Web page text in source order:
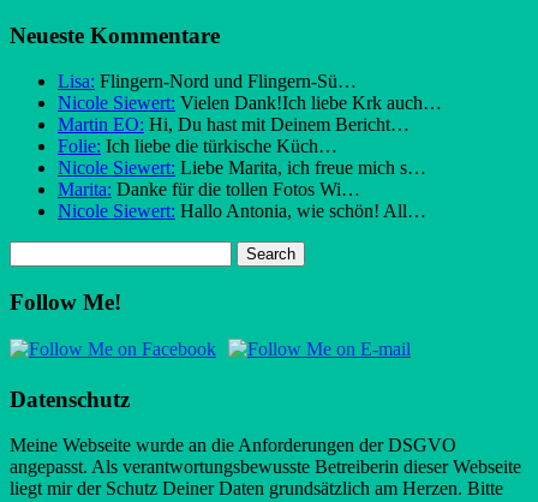
Neueste Kommentare
Lisa: Flingern-Nord und Flingern-Sü…
Nicole Siewert: Vielen Dank!Ich liebe Krk auch…
Martin EO: Hi, Du hast mit Deinem Bericht…
Folie: Ich liebe die türkische Küch…
Nicole Siewert: Liebe Marita, ich freue mich s…
Marita: Danke für die tollen Fotos Wi…
Nicole Siewert: Hallo Antonia, wie schön! All…
Follow Me!
Datenschutz
Meine Webseite wurde an die Anforderungen der DSGVO
angepasst. Als verantwortungsbewusste Betreiberin dieser Webseite
liegt mir der Schutz Deiner Daten grundsätzlich am Herzen. Bitte